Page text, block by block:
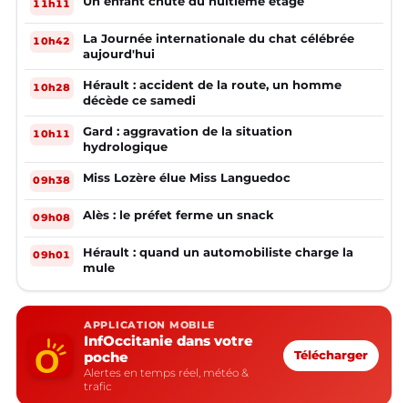
11h11
10h42
La Journée internationale du chat célébrée
aujourd'hui
10h28
Hérault : accident de la route, un homme
décède ce samedi
10h11
Gard : aggravation de la situation
hydrologique
09h38 Miss Lozère élue Miss Languedoc
09h08 Alès : le préfet ferme un snack
09h01
Hérault : quand un automobiliste charge la
mule
APPLICATION MOBILE
InfOccitanie dans votre
poche
Alertes en temps réel, météo &
trafic
Télécharger